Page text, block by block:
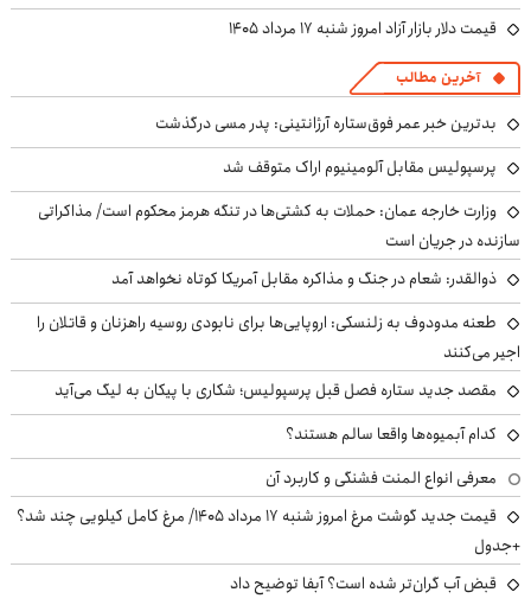
قیمت دلار بازار آزاد امروز شنبه ۱۷ مرداد ۱۴۰۵
آخرین مطالب
بدترین خبر عمر فوق‌ستاره آرژانتینی: پدر مسی درگذشت
پرسپولیس مقابل آلومینیوم اراک متوقف شد
وزارت خارجه عمان: حملات به کشتی‌ها در تنگه هرمز محکوم است/ مذاکراتی
سازنده در جریان است
ذوالقدر: شعام در جنگ و مذاکره مقابل آمریکا کوتاه نخواهد آمد
طعنه مدودوف به زلنسکی: اروپایی‌ها برای نابودی روسیه راهزنان و قاتلان را
اجیر می‌کنند
مقصد جدید ستاره فصل قبل پرسپولیس؛ شکاری با پیکان به لیگ می‌آید
کدام آبمیوه‌ها واقعا سالم هستند؟
معرفی انواع المنت فشنگی و کاربرد آن
قیمت جدید گوشت مرغ امروز شنبه ۱۷ مرداد ۱۴۰۵/ مرغ کامل کیلویی چند شد؟
+جدول
قبض آب گران‌تر شده است؟ آبفا توضیح داد